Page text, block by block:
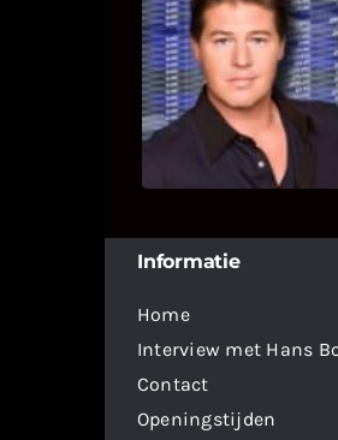
UITSTEL
Bekijk hier de
deelname van
dit
Informatie
Home
Interview met Hans
Contact
Openingstijden